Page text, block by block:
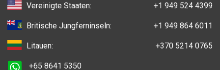
Vereinigte Staaten: +1 949 524 4399
Britische Jungferninseln: +1 949 864 6011
Litauen: +370 5214 0765
+65 8641 5350